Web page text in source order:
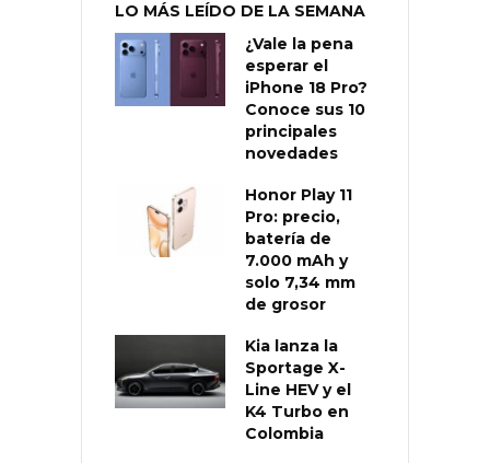
LO MÁS LEÍDO DE LA SEMANA
¿Vale la pena
esperar el
iPhone 18 Pro?
Conoce sus 10
principales
novedades
Honor Play 11
Pro: precio,
batería de
7.000 mAh y
solo 7,34 mm
de grosor
Kia lanza la
Sportage X-
Line HEV y el
K4 Turbo en
Colombia